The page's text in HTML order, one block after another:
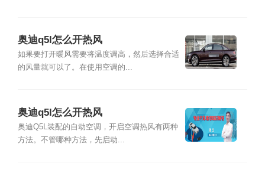
奥迪q5l怎么开热风
如果要打开暖风需要将温度调高，然后选择合适
的风量就可以了。在使用空调的...
奥迪q5l怎么开热风
奥迪Q5L装配的自动空调，开启空调热风有两种
方法。不管哪种方法，先启动...